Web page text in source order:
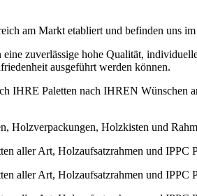
am Markt etabliert und befinden uns
zuverlässige hohe Qualität,
ausgeführt werden können.
IHRE Paletten nach IHREN